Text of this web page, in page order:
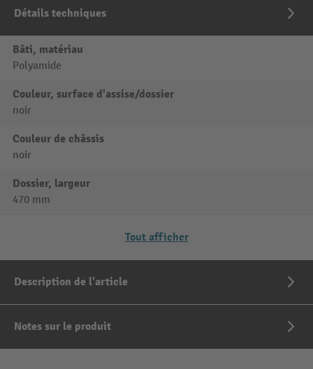
Détails techniques
Bâti, matériau
Polyamide
Couleur, surface d'assise/dossier
noir
Couleur de châssis
noir
Dossier, largeur
470 mm
Tout afficher
Description de l'article
Notes sur le produit